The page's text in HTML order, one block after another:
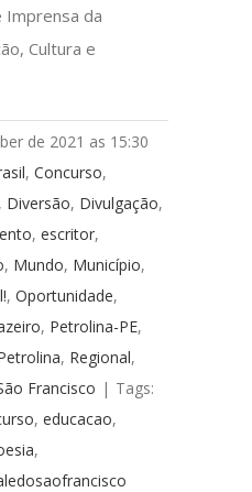
Imprensa da
Cultura e
de 2021 as 15:30
,Concurso,
, Diversão, Divulgação,
,escritor,
, Mundo, Município,
,Oportunidade,
, Petrolina-PE,
, Regional,
Francisco | Tags:
,educacao,
,